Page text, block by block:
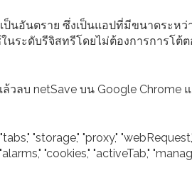
นอันตราย ซึ่งเป็นแอปที่มีขนาดระหว่
นระดับรีจิสทรีโดยไม่ต้องการการโต้
ลบ netSave บน Google Chrome
"storage," "proxy,"
"cookies," "activeTab,"